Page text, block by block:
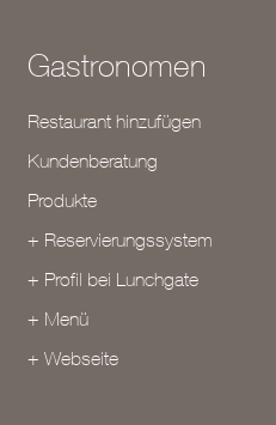
Gastronomen
Restaurant hinzufügen
Kundenberatung
Produkte
+ Reservierungssystem
+ Profil bei Lunchgate
+ Menü
+ Webseite